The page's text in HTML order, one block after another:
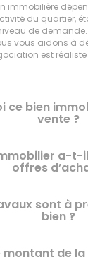
immobilière
du quartier,
de
vous aidons à
est
ce bien
vente ?
a-t-
offres
sont à
bien ?
montant de